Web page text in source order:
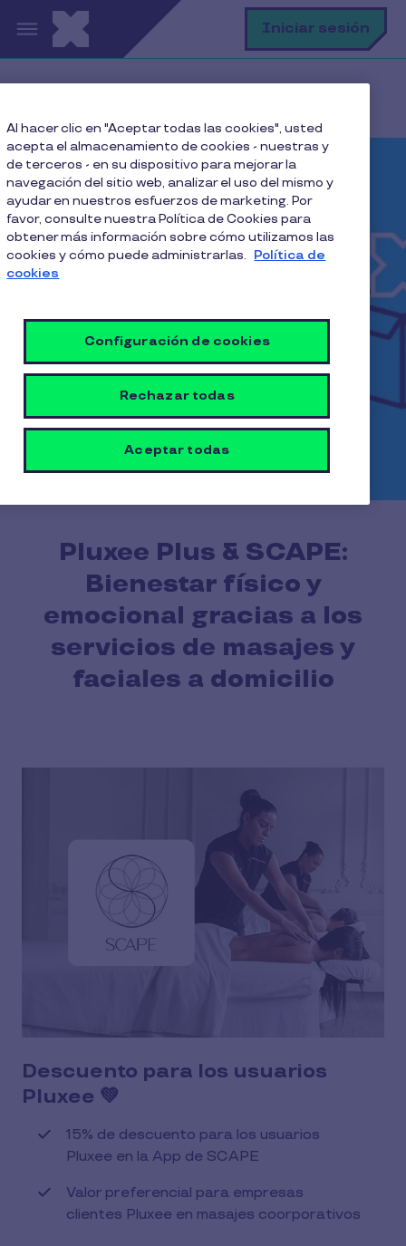
Pasar al contenido principal Iniciar sesión
Pluxee Plus & SCAPE:
Bienestar físico y
emocional gracias a los
servicios de masajes y
faciales a domicilio
Descuento para los usuarios
Pluxee 💚
15% de descuento para los usuarios
Pluxee en la App de SCAPE
Valor preferencial para empresas
clientes Pluxee en masajes coorporativos
Al hacer clic en "Aceptar todas las cookies", usted
acepta el almacenamiento de cookies - nuestras y
de terceros - en su dispositivo para mejorar la
navegación del sitio web, analizar el uso del mismo y
ayudar en nuestros esfuerzos de marketing. Por
favor, consulte nuestra Política de Cookies para
obtener más información sobre cómo utilizamos las
cookies y cómo puede administrarlas. Política de
cookies
Configuración de cookies
Rechazar todas
Aceptar todas